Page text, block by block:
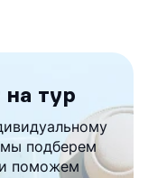
на тур
мы подберем
поможем